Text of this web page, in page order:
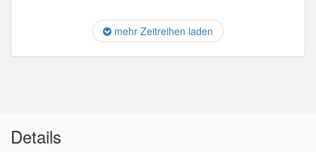
mehr Zeitreihen laden
Details